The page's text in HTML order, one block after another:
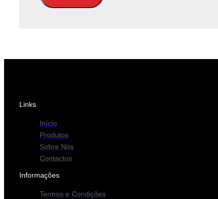
Links
Início
Produtos
Sobre Nós
Contactos
Informações
Termos e Condições